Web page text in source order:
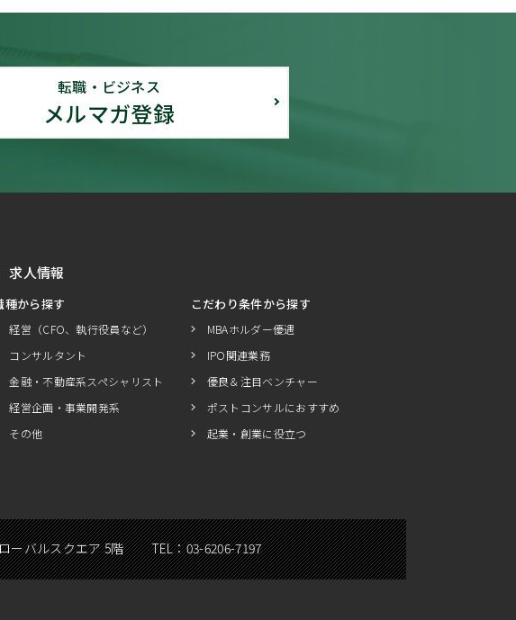
転職・ビジネス
メルマガ登録
求人情報
種から探す
経営（CFO、執行役員など）
コンサルタント
金融・不動産系スペシャリスト
経営企画・事業開発系
その他
こだわり条件から探す
MBAホルダー優遇
IPO関連業務
優良＆注目ベンチャー
ポストコンサルにおすすめ
起業・創業に役立つ
ーバルスクエア 5階 TEL：03-6206-7197